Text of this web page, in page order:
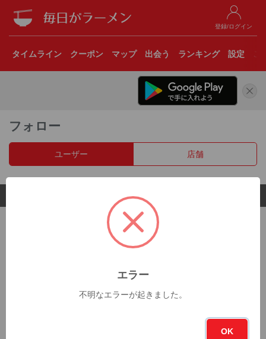
登録/ログイン
タイムライン クーポン マップ 出会う ランキング 設定
フォロー
ユーザー 店舗
© 2017 Clear Inc.
エラー
不明なエラーが起きました。
OK